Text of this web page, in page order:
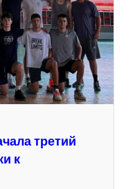
третий
к